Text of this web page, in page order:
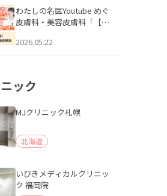
た。
わたしの名医Youtube めぐ
皮膚科・美容皮膚科「【ヒ
用】ハイブリッド注入を美
2026.05.22
ック
MJクリニック札幌
北海道
いびきメディカルクリニッ
ク 福岡院